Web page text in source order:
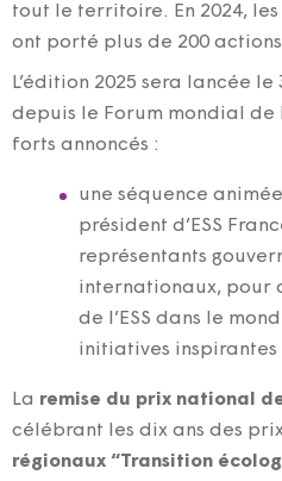
tout le territoire. En 2024,
ont porté plus de 200
L’édition 2025 sera lancée
depuis le Forum mondial de
forts annoncés :
une séquence
président d’ESS
représentants
internationaux, pour
de l’ESS dans le
initiatives inspirantes
La remise du prix national de
célébrant les dix ans des
régionaux “Transition